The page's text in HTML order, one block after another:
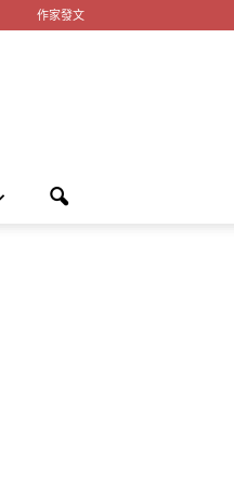
作家發文